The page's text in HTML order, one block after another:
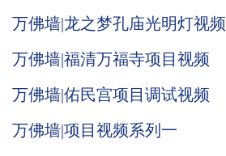
万佛墙|龙之梦孔庙光明灯视频
万佛墙|福清万福寺项目视频
万佛墙|佑民宫项目调试视频
万佛墙|项目视频系列一